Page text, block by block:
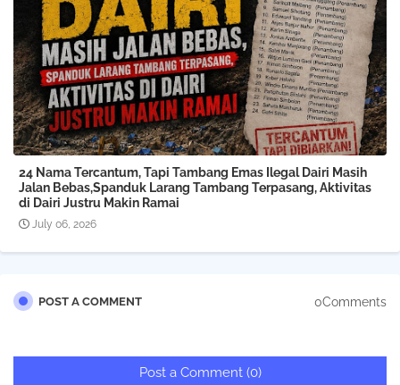
24 Nama Tercantum, Tapi Tambang Emas Ilegal Dairi Masih
Jalan Bebas,Spanduk Larang Tambang Terpasang, Aktivitas
di Dairi Justru Makin Ramai
July 06, 2026
POST A COMMENT 0Comments
Post a Comment (0)